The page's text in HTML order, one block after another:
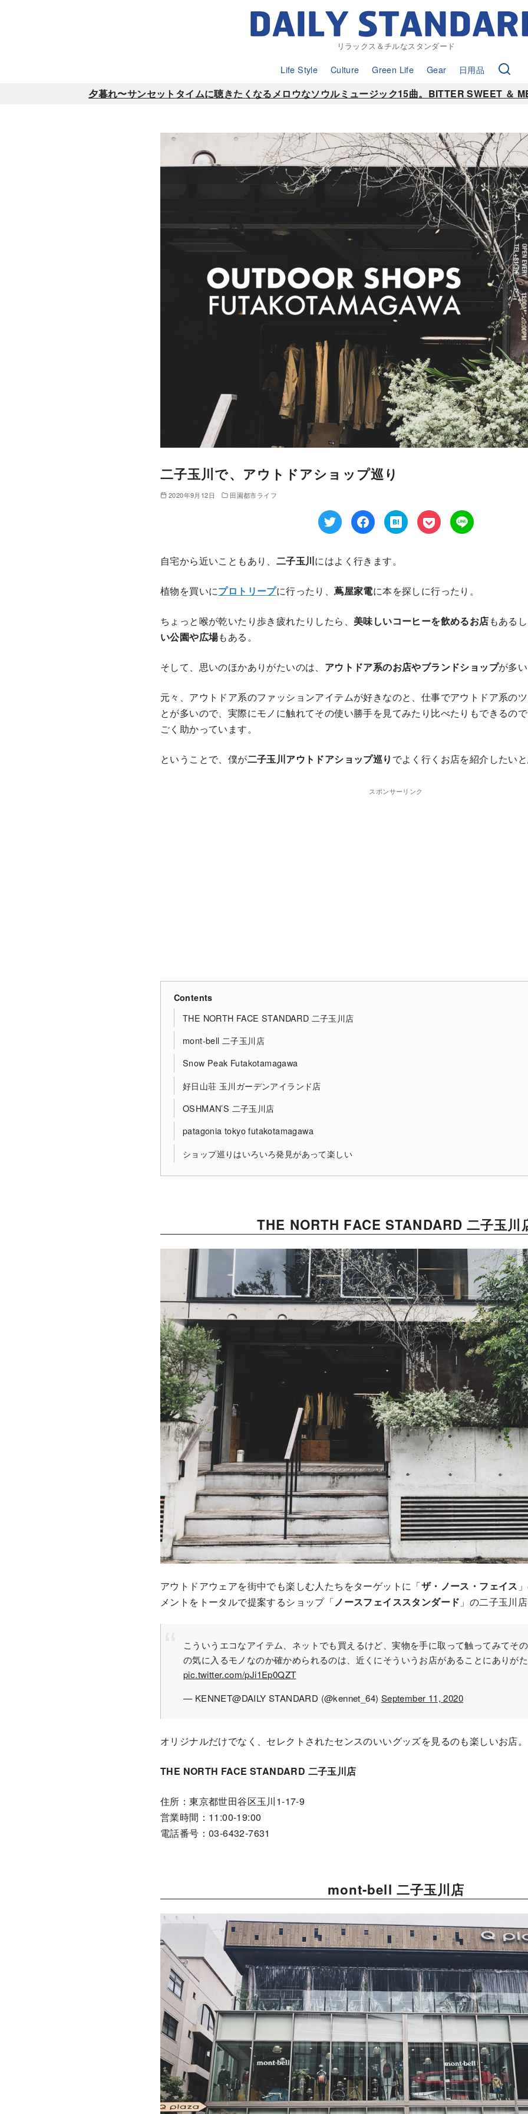
リラックス＆チルなスタンダード
Life Style Culture Green Life Gear 日用品
夕暮れ〜サンセットタイムに聴きたくなるメロウなソウルミュージック15曲。BITTER SWEET ＆
二子玉川で、アウトドアショップ巡り
2020年9月12日 田園都市ライフ
自宅から近いこともあり、 二子玉川にはよく行きます。
植物を買いにプロトリープに行ったり、蔦屋家電に本を探しに行ったり。
ちょっと喉が乾いたり歩き疲れたりしたら、 美味しいコーヒーを飲めるお店もある
い公園や広場もある。
そして、思いのほかありがたいのは、 アウトドア系のお店やブランドショップが多
元々、アウトドア系のファッションアイテムが好きなのと、仕事でアウトドア系の
とが多いので、実際にモノに触れてその使い勝手を見てみたり比べたりもできるの
ごく助かっています。
ということで、僕が二子玉川アウトドアショップ巡り でよく行くお店を紹介したい
スポンサーリンク
Contents
THE NORTH FACE STANDARD 二子玉川店
mont-bell 二子玉川店
Snow Peak Futakotamagawa
好日山荘 玉川ガーデンアイランド店
OSHMAN’S 二子玉川店
patagonia tokyo futakotamagawa
ショップ巡りはいろいろ発見があって楽しい
THE NORTH FACE STANDARD 二子玉川
アウトドアウェアを街中でも楽しむ人たちをターゲットに「ザ・ノース・フェイス
メントをトータルで提案するショップ「ノースフェイススタンダード 」の二子玉川
こういうエコなアイテム、ネットでも買えるけど、実物を手に取って触ってみてそ
の気に入るモノなのか確かめられるのは、近くにそういうお店があることにありが
pic.twitter.com/pJi1Ep0QZT
— KENNET@DAILY STANDARD (@kennet_64) September 11, 2020
オリジナルだけでなく、セレクトされたセンスのいいグッズを見るのも楽しいお店。
THE NORTH FACE STANDARD 二子玉川店
住所：東京都世田谷区玉川1-17-9
営業時間：11:00-19:00
電話番号：03-6432-7631
mont-bell 二子玉川店